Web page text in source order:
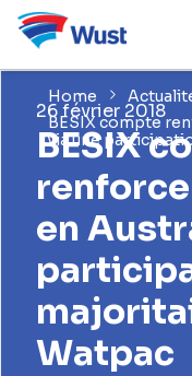
Home
BESIX compte
via une
26 février 2018
BESIX
en
Watpac